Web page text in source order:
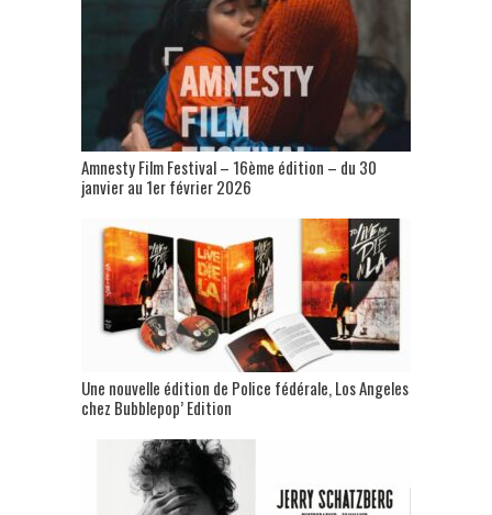
Amnesty Film Festival – 16ème édition – du 30
janvier au 1er février 2026
Une nouvelle édition de Police fédérale, Los Angeles
chez Bubblepop’ Edition